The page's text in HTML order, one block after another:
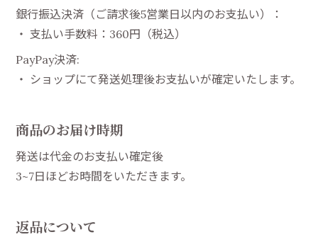
銀行振込決済（ご請求後5営業日以内のお支払い）：
・ 支払い手数料：360円（税込）
PayPay決済:
・ ショップにて発送処理後お支払いが確定いたします。
商品のお届け時期
発送は代金のお支払い確定後
3~7日ほどお時間をいただきます。
返品について